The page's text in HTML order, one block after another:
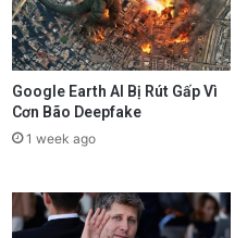
Google Earth AI Bị Rút Gấp Vì
Cơn Bão Deepfake
1 week ago